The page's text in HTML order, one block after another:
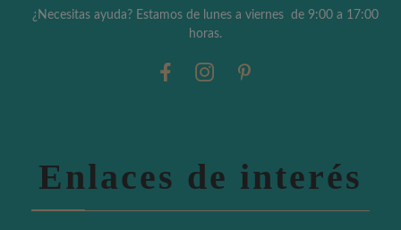
¿Necesitas ayuda? Estamos de lunes a viernes de 9:00 a 17:00
horas.
Enlaces de interés